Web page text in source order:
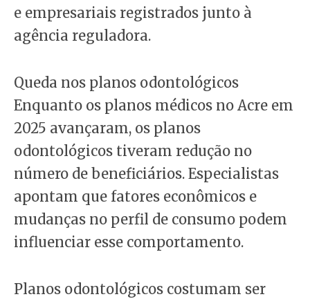
e empresariais registrados junto à
agência reguladora.
Queda nos planos odontológicos
Enquanto os planos médicos no Acre em
2025 avançaram, os planos
odontológicos tiveram redução no
número de beneficiários. Especialistas
apontam que fatores econômicos e
mudanças no perfil de consumo podem
influenciar esse comportamento.
Planos odontológicos costumam ser